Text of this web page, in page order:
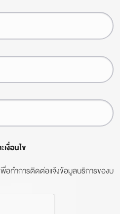
งื่อนไข
อทำการติดต่อแจ้งข้อมูลบริการของบ